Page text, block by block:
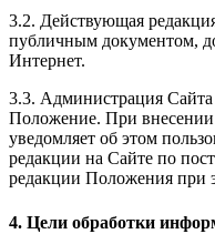
3.2. Действующая
публичным документом,
Интернет.
3.3. Администрация Сайта
Положение. При
уведомляет об этом
редакции на Сайте по
редакции Положения при
4. Цели обработки